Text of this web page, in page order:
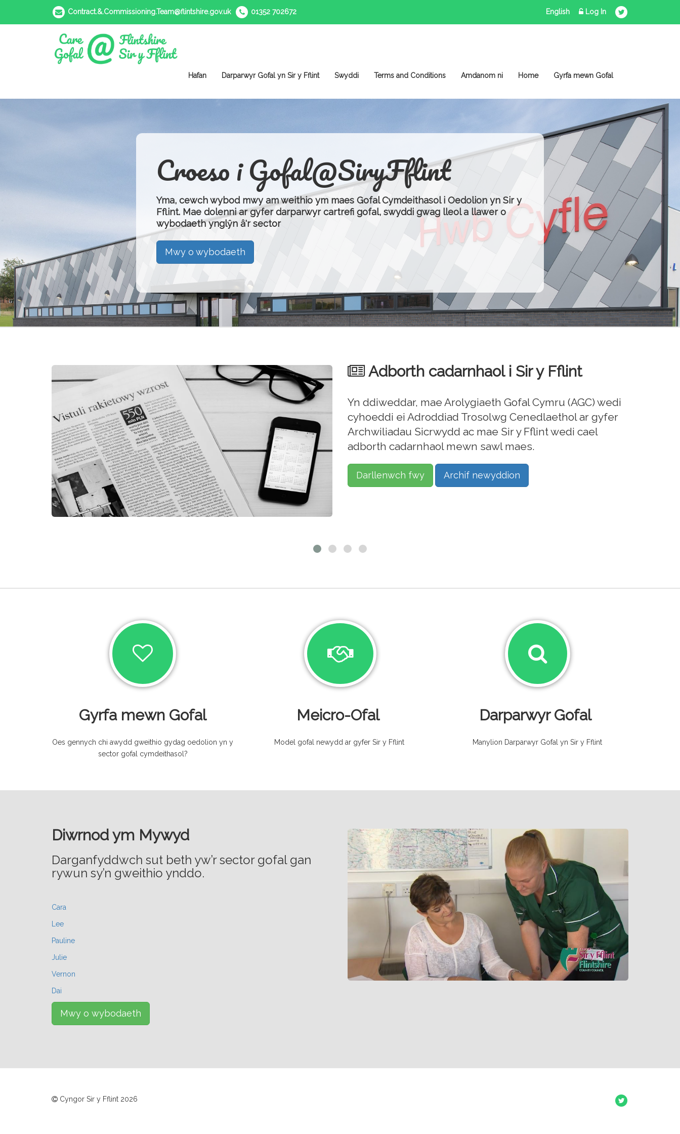
Contract.&.Commissioning.Team@flintshire.gov.uk 01352 702672 English Log In
Hafan Darparwyr Gofal yn Sir y Fflint Swyddi Terms and Conditions Amdanom ni Home Gyrfa mewn Gofal
Croeso i Gofal@SiryFflint
Yma, cewch wybod mwy am weithio ym maes Gofal Cymdeithasol i Oedolion yn Sir y
Fflint. Mae dolenni ar gyfer darparwyr cartrefi gofal, swyddi gwag lleol a llawer o
wybodaeth ynglŷn â'r sector
Mwy o wybodaeth
Adborth cadarnhaol i Sir y Fflint
Yn ddiweddar, mae Arolygiaeth Gofal Cymru (AGC) wedi
cyhoeddi ei Adroddiad Trosolwg Cenedlaethol ar gyfer
Archwiliadau Sicrwydd ac mae Sir y Fflint wedi cael
adborth cadarnhaol mewn sawl maes.
Darllenwch fwy Archif newyddion
Gyrfa mewn Gofal
Oes gennych chi awydd gweithio gydag oedolion yn y
sector gofal cymdeithasol?
Meicro-Ofal
Model gofal newydd ar gyfer Sir y Fflint
Darparwyr Gofal
Manylion Darparwyr Gofal yn Sir y Fflint
Diwrnod ym Mywyd
Darganfyddwch sut beth yw’r sector gofal gan
rywun sy’n gweithio ynddo.
Cara
Lee
Pauline
Julie
Vernon
Dai
Mwy o wybodaeth
Cyngor Sir y Fflint 2026